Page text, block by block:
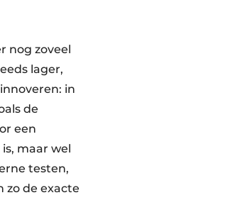
nog zoveel
lager,
in
de
een
maar wel
testen,
zo de exacte